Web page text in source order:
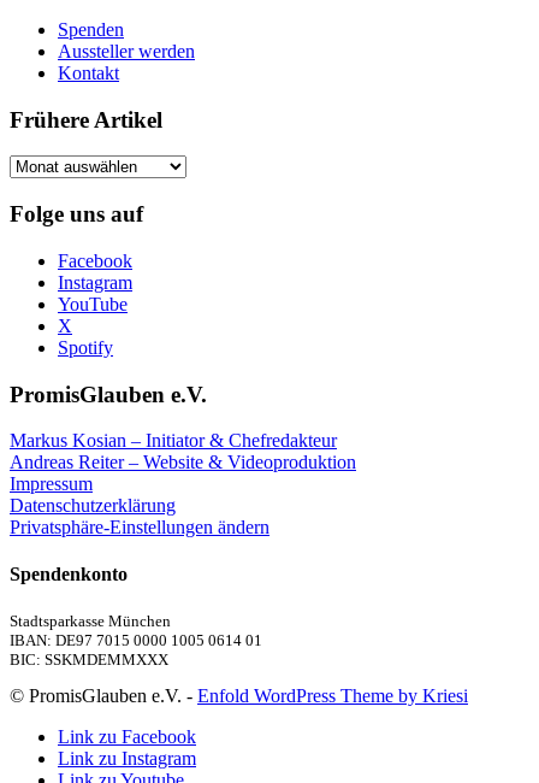
Spenden
Aussteller werden
Kontakt
Frühere Artikel
Frühere
Folge uns auf
Facebook
Instagram
YouTube
X
Spotify
PromisGlauben e.V.
Markus Kosian – Initiator & Chefredakteur
Andreas Reiter – Website & Videoproduktion
Impressum
Datenschutzerklärung
Privatsphäre-Einstellungen ändern
Spendenkonto
Stadtsparkasse München
IBAN: DE97 7015 0000 1005 0614 01
BIC: SSKMDEMMXXX
© PromisGlauben e.V. - Enfold WordPress Theme by Kriesi
Link zu Facebook
Link zu Instagram